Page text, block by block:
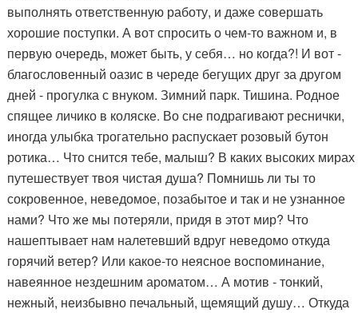
выполнять ответственную работу, и даже совершать
хорошие поступки. А вот спросить о чем-то важном и, в
первую очередь, может быть, у себя… но когда?! И вот -
благословенный оазис в череде бегущих друг за другом
дней - прогулка с внуком. Зимний парк. Тишина. Родное
спящее личико в коляске. Во сне подрагивают реснички,
иногда улыбка трогательно распускает розовый бутон
ротика… Что снится тебе, малыш? В каких высоких мирах
путешествует твоя чистая душа? Помнишь ли ты то
сокровенное, неведомое, позабытое и так и не узнанное
нами? Что же мы потеряли, придя в этот мир? Что
нашептывает нам налетевший вдруг неведомо откуда
горячий ветер? Или какое-то неясное воспоминание,
навеянное нездешним ароматом… А мотив - тонкий,
нежный, неизбывно печальный, щемящий душу… Откуда